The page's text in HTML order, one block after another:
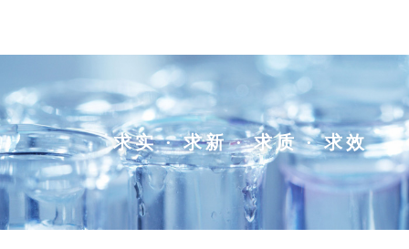
求实 · 求新 · 求质 · 求效